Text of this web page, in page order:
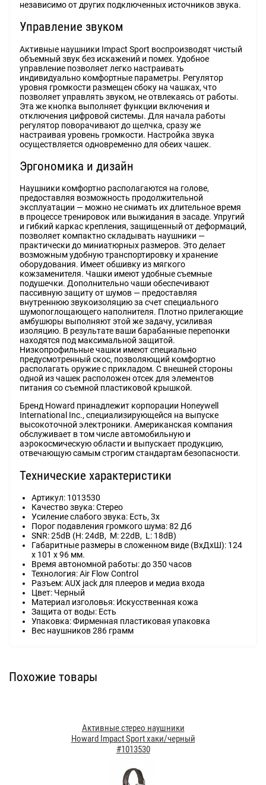
независимо от других подключенных источников звука.
Управление звуком
Активные наушники Impact Sport воспроизводят чистый
объемный звук без искажений и помех. Удобное
управление позволяет легко настраивать
индивидуально комфортные параметры. Регулятор
уровня громкости размещен сбоку на чашках, что
позволяет управлять звуком, не отвлекаясь от работы.
Эта же кнопка выполняет функции включения и
отключения цифровой системы. Для начала работы
регулятор поворачивают до щелчка, сразу же
настраивая уровень громкости. Настройка звука
осуществляется одновременно для обеих чашек.
Эргономика и дизайн
Наушники комфортно располагаются на голове,
предоставляя возможность продолжительной
эксплуатации — можно не снимать их длительное время
в процессе тренировок или выжидания в засаде. Упругий
и гибкий каркас крепления, защищенный от деформаций,
позволяет компактно складывать наушники —
практически до миниатюрных размеров. Это делает
возможным удобную транспортировку и хранение
оборудования. Имеет обшивку из мягкого
кожзаменителя. Чашки имеют удобные съемные
подушечки. Дополнительно чаши обеспечивают
пассивную защиту от шумов — предоставляя
внутреннюю звукоизоляцию за счет специального
шумопоглощающего наполнителя. Плотно прилегающие
амбушюры выполняют этой же задачу, усиливая
изоляцию. В результате ваши барабанные перепонки
находятся под максимальной защитой.
Низкопрофильные чашки имеют специально
предусмотренный скос, позволяющий комфортно
располагать оружие с прикладом. С внешней стороны
одной из чашек расположен отсек для элементов
питания со съемной пластиковой крышкой.
Бренд Howard принадлежит корпорации Honeywell
International Inc., специализирующейся на выпуске
высокоточной электроники. Американская компания
обслуживает в том числе автомобильную и
аэрокосмическую области и выпускает продукцию,
отвечающую самым строгим стандартам безопасности.
Технические характеристики
Артикул: 1013530
Качество звука: Стерео
Усиление слабого звука: Есть, 3х
Порог подавления громкого шума: 82 Дб
SNR: 25dB (H: 24dB, M: 22dB, L: 18dB)
Габаритные размеры в сложенном виде (ВхДхШ): 124
х 101 х 96 мм.
Время автономной работы: до 350 часов
Технология: Air Flow Control
Разъем: AUX jack для плееров и медиа входа
Цвет: Черный
Материал изголовья: Искусственная кожа
Защита от воды: Есть
Упаковка: Фирменная пластиковая упаковка
Вес наушников 286 грамм
Похожие товары
Активные стерео наушники
Howard Impact Sport хаки/черный
#1013530